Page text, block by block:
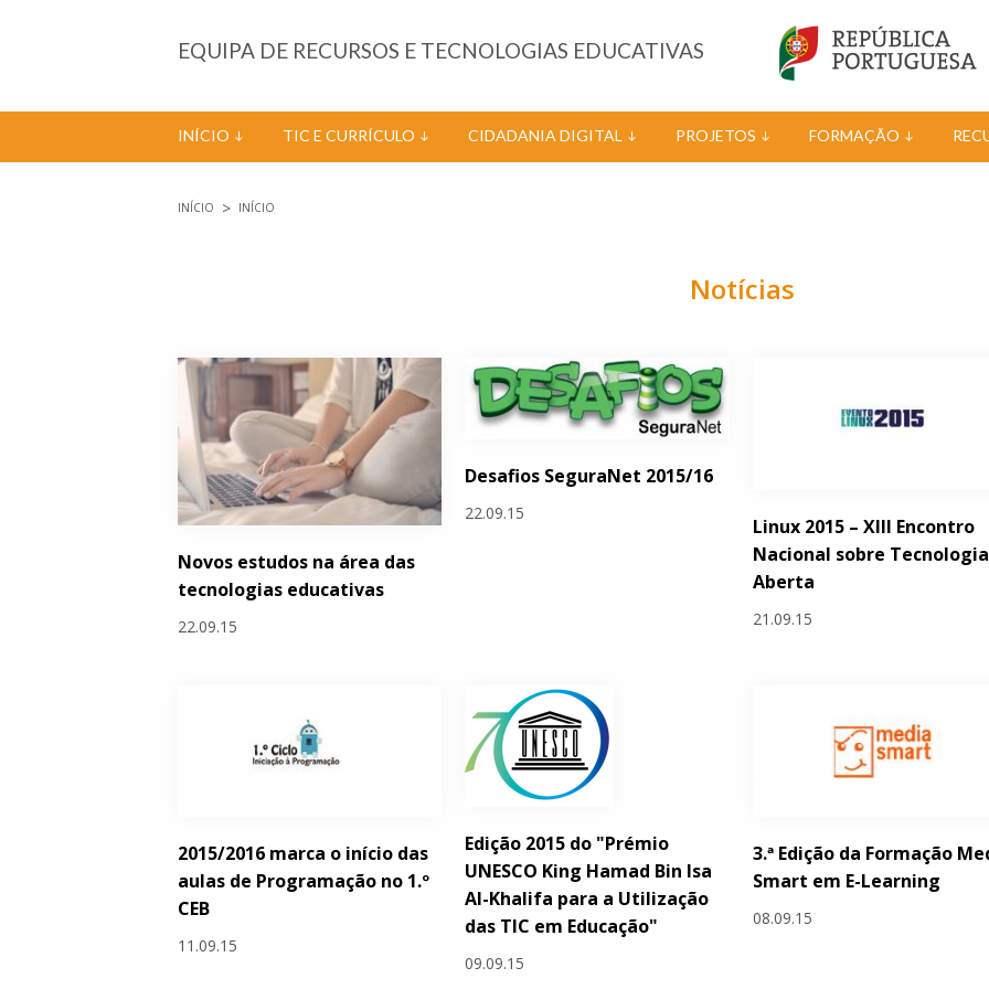
EQUIPA DE RECURSOS E TECNOLOGIAS EDUCATIVAS
INÍCIO TIC E CURRÍCULO CIDADANIA DIGITAL PROJETOS FORMAÇÃO
INÍCIO INÍCIO
Notícias
Novos estudos na área das
tecnologias educativas
22.09.15
Desafios SeguraNet 2015/16
22.09.15
Linux 2015 – XIII Encontro
Nacional sobre Tecnologia
Aberta
21.09.15
2015/2016 marca o início das
aulas de Programação no 1.º
CEB
11.09.15
Edição 2015 do "Prémio
UNESCO King Hamad Bin Isa
Al-Khalifa para a Utilização
das TIC em Educação"
09.09.15
3.ª Edição da Formação
Smart em E-Learning
08.09.15
Páginas